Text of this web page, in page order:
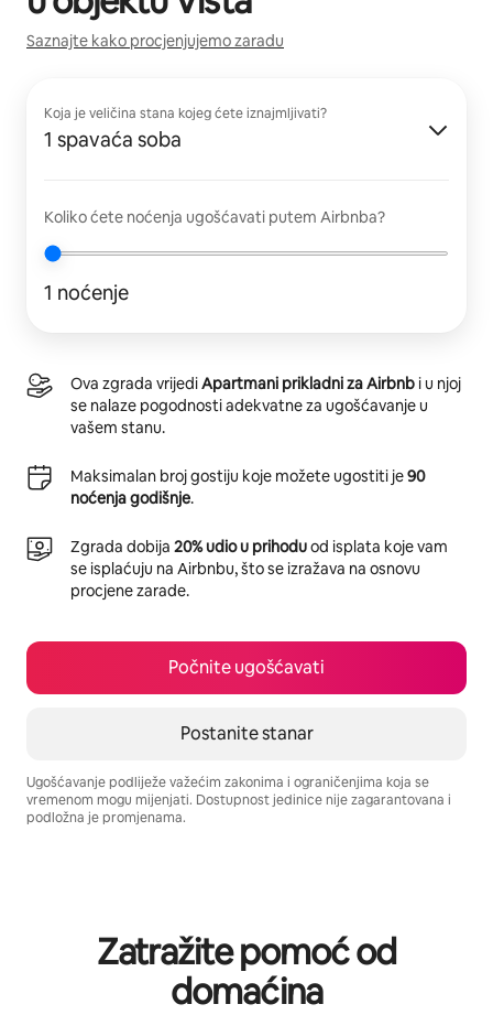
Saznajte kako procjenjujemo zaradu
Koja je veličina stana kojeg ćete iznajmljivati?
1 spavaća soba
Koliko ćete noćenja ugošćavati putem Airbnba?
1 noćenje
Ova zgrada vrijediApartmani prikladni za Airbnb i u njoj
se nalaze pogodnosti adekvatne za ugošćavanje u
vašem stanu.
Maksimalan broj gostiju koje možete ugostiti je90
noćenja godišnje.
Zgrada dobija 20% udio u prihoduod isplata koje vam
se isplaćuju na Airbnbu, što se izražava na osnovu
procjene zarade.
Počnite ugošćavati
Postanite stanar
Ugošćavanje podliježe važećim zakonima i ograničenjima koja se
vremenom mogu mijenjati. Dostupnost jedinice nije zagarantovana i
podložna je promjenama.
Zatražite pomoć od
domaćina